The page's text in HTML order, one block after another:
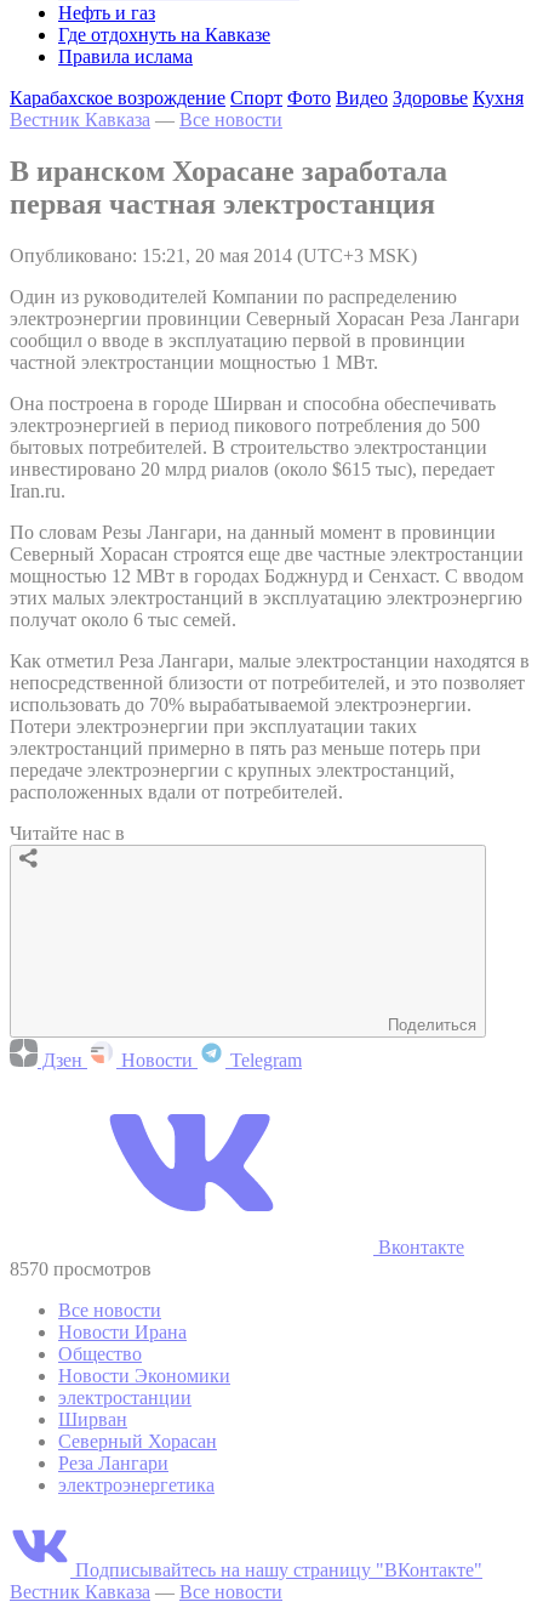
Нефть и газ
Где отдохнуть на Кавказе
Правила ислама
Карабахское возрождение Спорт Фото Видео Здоровье Кухня
Вестник Кавказа — Все новости
В иранском Хорасане заработала
первая частная электростанция
Опубликовано: 15:21, 20 мая 2014 (UTC+3 MSK)
Один из руководителей Компании по распределению
электроэнергии провинции Северный Хорасан Реза Лангари
сообщил о вводе в эксплуатацию первой в провинции
частной электростанции мощностью 1 МВт.
Она построена в городе Ширван и способна обеспечивать
электроэнергией в период пикового потребления до 500
бытовых потребителей. В строительство электростанции
инвестировано 20 млрд риалов (около $615 тыс), передает
Iran.ru.
По словам Резы Лангари, на данный момент в провинции
Северный Хорасан строятся еще две частные электростанции
мощностью 12 МВт в городах Боджнурд и Сенхаст. С вводом
этих малых электростанций в эксплуатацию электроэнергию
получат около 6 тыс семей.
Как отметил Реза Лангари, малые электростанции находятся в
непосредственной близости от потребителей, и это позволяет
использовать до 70% вырабатываемой электроэнергии.
Потери электроэнергии при эксплуатации таких
электростанций примерно в пять раз меньше потерь при
передаче электроэнергии с крупных электростанций,
расположенных вдали от потребителей.
Читайте нас в
Поделиться
Дзен Новости Telegram
Вконтакте
8570 просмотров
Все новости
Новости Ирана
Общество
Новости Экономики
электростанции
Ширван
Северный Хорасан
Реза Лангари
электроэнергетика
Подписывайтесь на нашу страницу "ВКонтакте"
Вестник Кавказа — Все новости